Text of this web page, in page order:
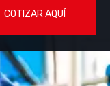
COTIZAR AQUÍ